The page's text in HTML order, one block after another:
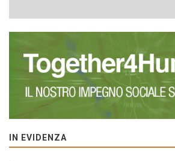
IN EVIDENZA